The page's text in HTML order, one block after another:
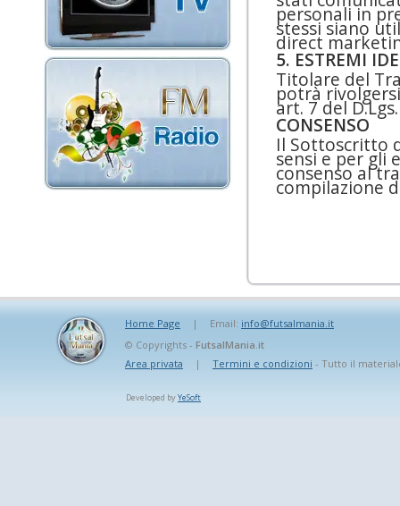
personali in
stessi siano
direct
5. ESTREMI
Titolare del
potrà
art. 7 del
CONSENSO
Il Sottoscritto
sensi e per gli
consenso al
compilazione
Home Page | Email: info@futsalmania.it
© Copyrights - FutsalMania.it
Area privata
| Termini e condizioni - Tutto il
Developed byYeSoft